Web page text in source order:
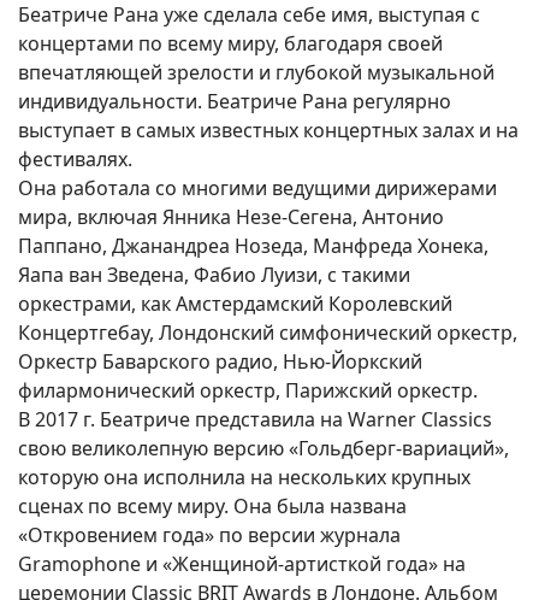
Беатриче Рана уже сделала себе имя, выступая с
концертами по всему миру, благодаря своей
впечатляющей зрелости и глубокой музыкальной
индивидуальности. Беатриче Рана регулярно
выступает в самых известных концертных залах и на
фестивалях.
Она работала со многими ведущими дирижерами
мира, включая Янника Незе-Сегена, Антонио
Паппано, Джанандреа Нозеда, Манфреда Хонека,
Яапа ван Зведена, Фабио Луизи, с такими
оркестрами, как Амстердамский Королевский
Концертгебау, Лондонский симфонический оркестр,
Оркестр Баварского радио, Нью-Йоркский
филармонический оркестр, Парижский оркестр.
В 2017 г. Беатриче представила на Warner Classics
свою великолепную версию «Гольдберг-вариаций»,
которую она исполнила на нескольких крупных
сценах по всему миру. Она была названа
«Откровением года» по версии журнала
Gramophone и «Женщиной-артисткой года» на
церемонии Classic BRIT Awards в Лондоне. Альбом